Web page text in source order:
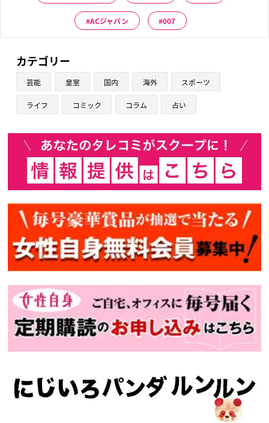
ACジャパン 007
カテゴリー
芸能 皇室 国内 海外 スポーツ
ライフ コミック コラム 占い